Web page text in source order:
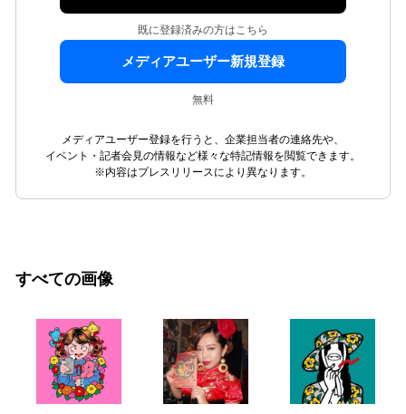
既に登録済みの方はこちら
メディアユーザー新規登録
無料
メディアユーザー登録を行うと、企業担当者の連絡先や、
イベント・記者会見の情報など様々な特記情報を閲覧できます。
※内容はプレスリリースにより異なります。
すべての画像